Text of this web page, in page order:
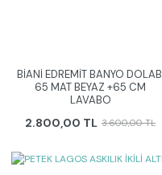
BİANİ EDREMİT BANYO
65 MAT BEYAZ +65 CM
LAVABO
2.800,00 TL 3.600,00 TL